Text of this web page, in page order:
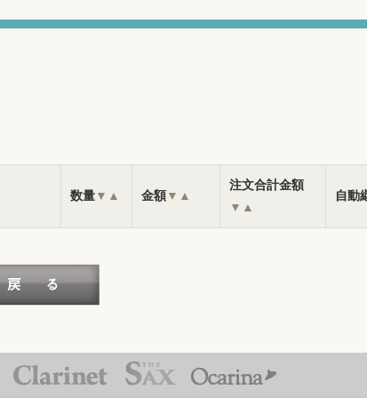
数量▼ ▲ 金額▼ ▲
注文合計金額
▼ ▲
自動